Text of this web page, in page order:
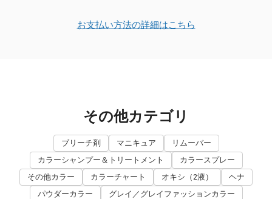
お支払い方法の詳細はこちら
その他カテゴリ
ブリーチ剤 マニキュア
リムーバー
カラーシャンプー＆トリートメント
カラースプレー
その他カラー
カラーチャート オキシ（2液）
ヘナ
パウダーカラー
グレイ／グレイファッションカラー